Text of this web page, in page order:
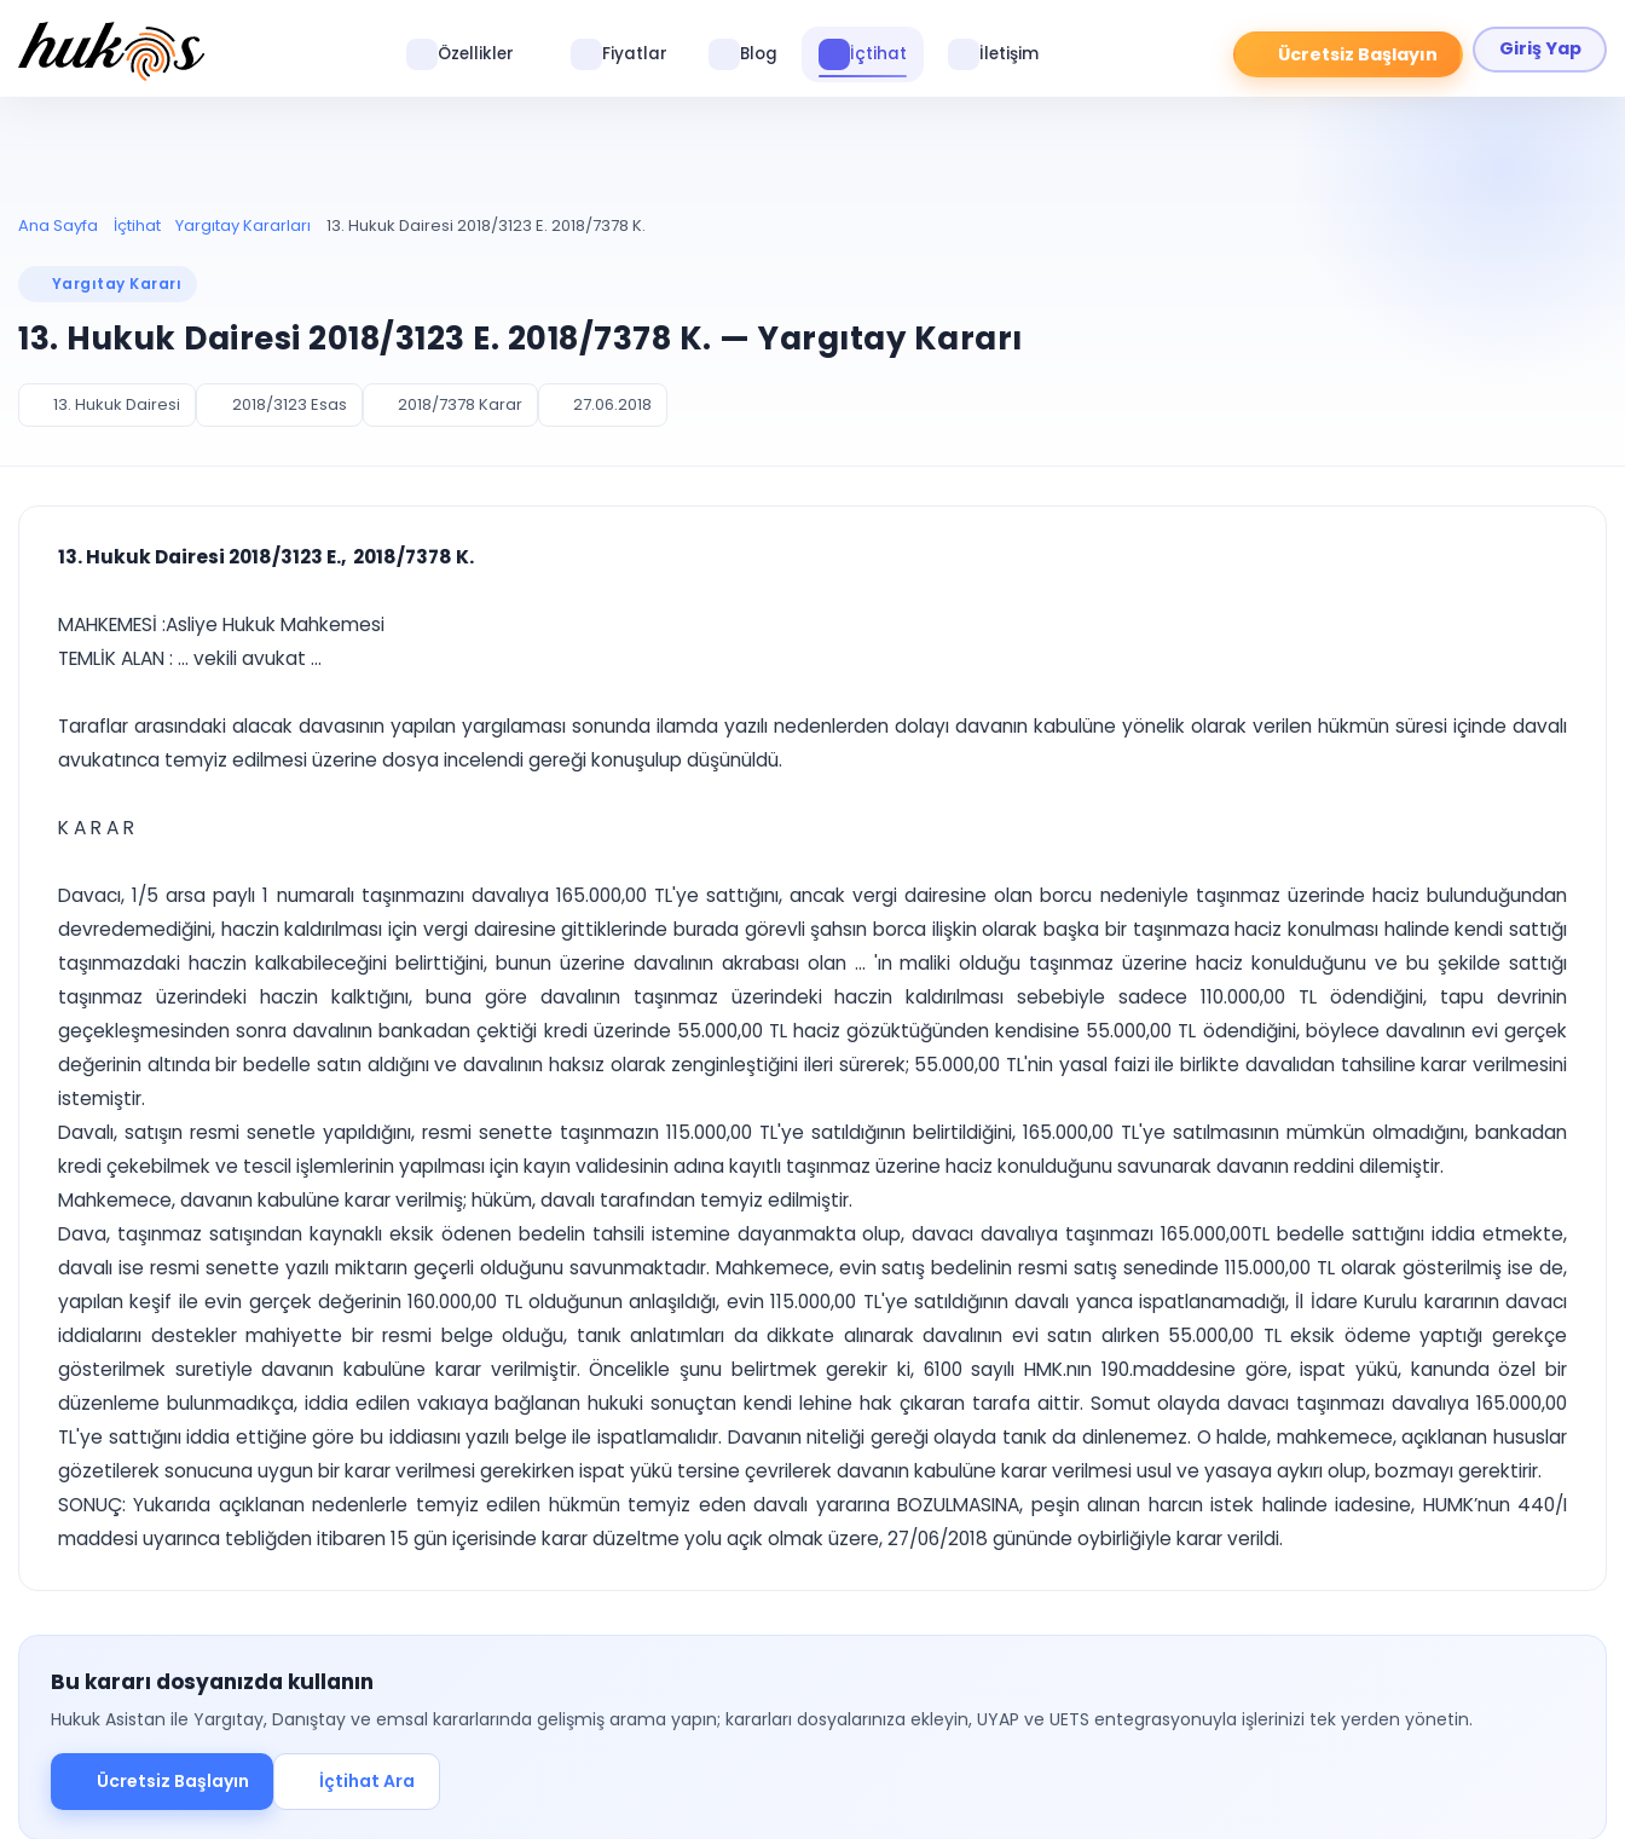
Ücretsiz Başlayın Giriş Yap
Özellikler Fiyatlar Blog İçtihat İletişim
Ana Sayfa İçtihat Yargıtay Kararları 13. Hukuk Dairesi 2018/3123 E. 2018/7378 K.
Yargıtay Kararı
13. Hukuk Dairesi 2018/3123 E. 2018/7378 K. — Yargıtay Kararı
13. Hukuk Dairesi 2018/3123 Esas 2018/7378 Karar 27.06.2018
13. Hukuk Dairesi 2018/3123 E., 2018/7378 K.
MAHKEMESİ :Asliye Hukuk Mahkemesi
TEMLİK ALAN : ... vekili avukat ...
Taraflar arasındaki alacak davasının yapılan yargılaması sonunda ilamda yazılı nedenlerden dolayı davanın kabulüne yönelik olarak verilen hükmün süresi içinde davalı
avukatınca temyiz edilmesi üzerine dosya incelendi gereği konuşulup düşünüldü.
K A R A R
Davacı, 1/5 arsa paylı 1 numaralı taşınmazını davalıya 165.000,00 TL'ye sattığını, ancak vergi dairesine olan borcu nedeniyle taşınmaz üzerinde haciz bulunduğundan
devredemediğini, haczin kaldırılması için vergi dairesine gittiklerinde burada görevli şahsın borca ilişkin olarak başka bir taşınmaza haciz konulması halinde kendi sattığı
taşınmazdaki haczin kalkabileceğini belirttiğini, bunun üzerine davalının akrabası olan ... 'ın maliki olduğu taşınmaz üzerine haciz konulduğunu ve bu şekilde sattığı
taşınmaz üzerindeki haczin kalktığını, buna göre davalının taşınmaz üzerindeki haczin kaldırılması sebebiyle sadece 110.000,00 TL ödendiğini, tapu devrinin
geçekleşmesinden sonra davalının bankadan çektiği kredi üzerinde 55.000,00 TL haciz gözüktüğünden kendisine 55.000,00 TL ödendiğini, böylece davalının evi gerçek
değerinin altında bir bedelle satın aldığını ve davalının haksız olarak zenginleştiğini ileri sürerek; 55.000,00 TL'nin yasal faizi ile birlikte davalıdan tahsiline karar verilmesini
istemiştir.
Davalı, satışın resmi senetle yapıldığını, resmi senette taşınmazın 115.000,00 TL'ye satıldığının belirtildiğini, 165.000,00 TL'ye satılmasının mümkün olmadığını, bankadan
kredi çekebilmek ve tescil işlemlerinin yapılması için kayın validesinin adına kayıtlı taşınmaz üzerine haciz konulduğunu savunarak davanın reddini dilemiştir.
Mahkemece, davanın kabulüne karar verilmiş; hüküm, davalı tarafından temyiz edilmiştir.
Dava, taşınmaz satışından kaynaklı eksik ödenen bedelin tahsili istemine dayanmakta olup, davacı davalıya taşınmazı 165.000,00TL bedelle sattığını iddia etmekte,
davalı ise resmi senette yazılı miktarın geçerli olduğunu savunmaktadır. Mahkemece, evin satış bedelinin resmi satış senedinde 115.000,00 TL olarak gösterilmiş ise de,
yapılan keşif ile evin gerçek değerinin 160.000,00 TL olduğunun anlaşıldığı, evin 115.000,00 TL'ye satıldığının davalı yanca ispatlanamadığı, İl İdare Kurulu kararının davacı
iddialarını destekler mahiyette bir resmi belge olduğu, tanık anlatımları da dikkate alınarak davalının evi satın alırken 55.000,00 TL eksik ödeme yaptığı gerekçe
gösterilmek suretiyle davanın kabulüne karar verilmiştir. Öncelikle şunu belirtmek gerekir ki, 6100 sayılı HMK.nın 190.maddesine göre, ispat yükü, kanunda özel bir
düzenleme bulunmadıkça, iddia edilen vakıaya bağlanan hukuki sonuçtan kendi lehine hak çıkaran tarafa aittir. Somut olayda davacı taşınmazı davalıya 165.000,00
TL'ye sattığını iddia ettiğine göre bu iddiasını yazılı belge ile ispatlamalıdır. Davanın niteliği gereği olayda tanık da dinlenemez. O halde, mahkemece, açıklanan hususlar
gözetilerek sonucuna uygun bir karar verilmesi gerekirken ispat yükü tersine çevrilerek davanın kabulüne karar verilmesi usul ve yasaya aykırı olup, bozmayı gerektirir.
SONUÇ: Yukarıda açıklanan nedenlerle temyiz edilen hükmün temyiz eden davalı yararına BOZULMASINA, peşin alınan harcın istek halinde iadesine, HUMK’nun 440/I
maddesi uyarınca tebliğden itibaren 15 gün içerisinde karar düzeltme yolu açık olmak üzere, 27/06/2018 gününde oybirliğiyle karar verildi.
Bu kararı dosyanızda kullanın
Hukuk Asistan ile Yargıtay, Danıştay ve emsal kararlarında gelişmiş arama yapın; kararları dosyalarınıza ekleyin, UYAP ve UETS entegrasyonuyla işlerinizi tek yerden yönetin.
Ücretsiz Başlayın İçtihat Ara